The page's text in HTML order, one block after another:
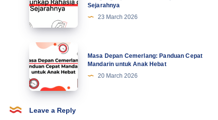
Belajar
Mandarin:
Mengungkap
Rahasia
dari
Jejak
Sejarahnya
Sejarahnya
23 March 2026
Masa
Depan
Cemerlang:
Panduan
Cepat
Mandarin
Masa Depan Cemerlang: Panduan Cepat
Mandarin untuk Anak Hebat
20 March 2026
Leave a Reply